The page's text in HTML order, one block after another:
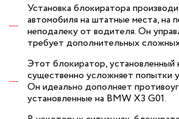
Установка блокиратора
автомобиля на штатные места, на
неподалеку от водителя. Он
требует дополнительных
Этот блокиратор, установленный
существенно усложняет попытки
Он идеально дополняет
установленные на BMW X3 G01.